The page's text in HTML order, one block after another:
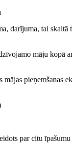
darījuma, tai
māju kopā
pieņemšanas
par citu